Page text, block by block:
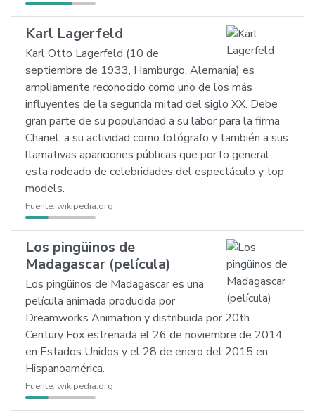
Karl Lagerfeld
Karl Otto Lagerfeld (10 de
septiembre de 1933, Hamburgo, Alemania) es
ampliamente reconocido como uno de los más
influyentes de la segunda mitad del siglo XX. Debe
gran parte de su popularidad a su labor para la firma
Chanel, a su actividad como fotógrafo y también a sus
llamativas apariciones públicas que por lo general
esta rodeado de celebridades del espectáculo y top
models.
Fuente: wikipedia.org
Los pingüinos de
Madagascar (película)
Los pingüinos de Madagascar es una
película animada producida por
Dreamworks Animation y distribuida por 20th
Century Fox estrenada el 26 de noviembre de 2014
en Estados Unidos y el 28 de enero del 2015 en
Hispanoamérica.
Fuente: wikipedia.org